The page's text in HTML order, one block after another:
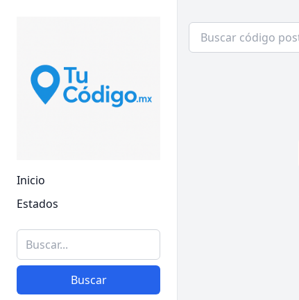
Inicio
Estados
Buscar